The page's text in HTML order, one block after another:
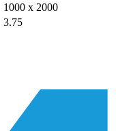
1000 x 2000
3.75